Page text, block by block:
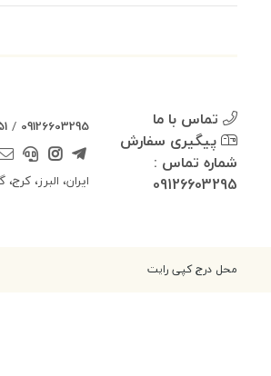
تماس با ما
پیگیری سفارش
شماره تماس :
09126603295
09126603295
/
ایران، البرز،
محل درج کپی رایت